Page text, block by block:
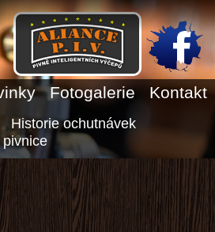
Fotogalerie Kontakt
Historie ochutnávek